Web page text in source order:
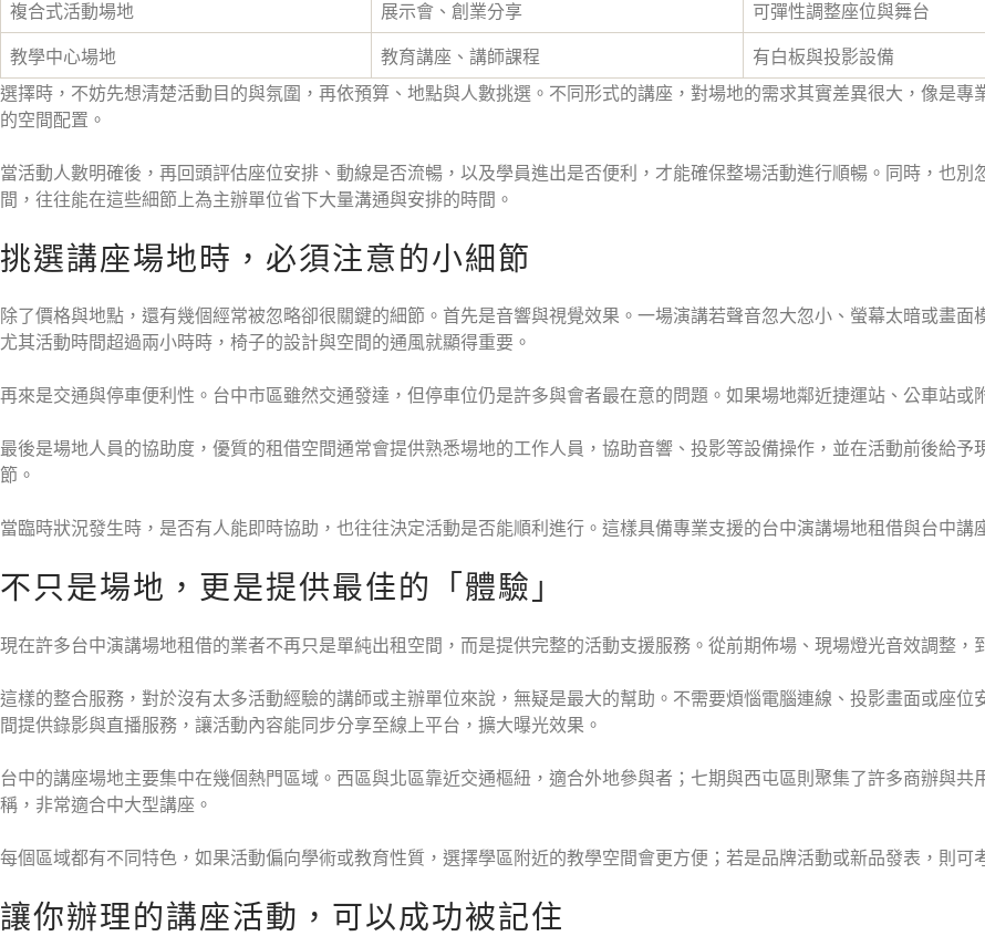
複合式活動場地 展示會、創業分享 可彈性調整座位與舞台
教學中心場地 教育講座、講師課程 有白板與投影設備
選擇時，不妨先想清楚活動目的與氛圍，再依預算、地點與人數挑選。不同形式的講座，對場地的需求其實差異很大，像是
的空間配置。
當活動人數明確後，再回頭評估座位安排、動線是否流暢，以及學員進出是否便利，才能確保整場活動進行順暢。同時，也
間，往往能在這些細節上為主辦單位省下大量溝通與安排的時間。
挑選講座場地時，必須注意的小細節
除了價格與地點，還有幾個經常被忽略卻很關鍵的細節。首先是音響與視覺效果。一場演講若聲音忽大忽小、螢幕太暗或畫
尤其活動時間超過兩小時時，椅子的設計與空間的通風就顯得重要。
再來是交通與停車便利性。台中市區雖然交通發達，但停車位仍是許多與會者最在意的問題。如果場地鄰近捷運站、公車站或
最後是場地人員的協助度，優質的租借空間通常會提供熟悉場地的工作人員，協助音響、投影等設備操作，並在活動前後給
節。
當臨時狀況發生時，是否有人能即時協助，也往往決定活動是否能順利進行。這樣具備專業支援的台中演講場地租借與台中講
不只是場地，更是提供最佳的「體驗」
現在許多台中演講場地租借的業者不再只是單純出租空間，而是提供完整的活動支援服務。從前期佈場、現場燈光音效調整，
這樣的整合服務，對於沒有太多活動經驗的講師或主辦單位來說，無疑是最大的幫助。不需要煩惱電腦連線、投影畫面或座
間提供錄影與直播服務，讓活動內容能同步分享至線上平台，擴大曝光效果。
台中的講座場地主要集中在幾個熱門區域。西區與北區靠近交通樞紐，適合外地參與者；七期與西屯區則聚集了許多商辦與
稱，非常適合中大型講座。
每個區域都有不同特色，如果活動偏向學術或教育性質，選擇學區附近的教學空間會更方便；若是品牌活動或新品發表，則可
讓你辦理的講座活動，可以成功被記住